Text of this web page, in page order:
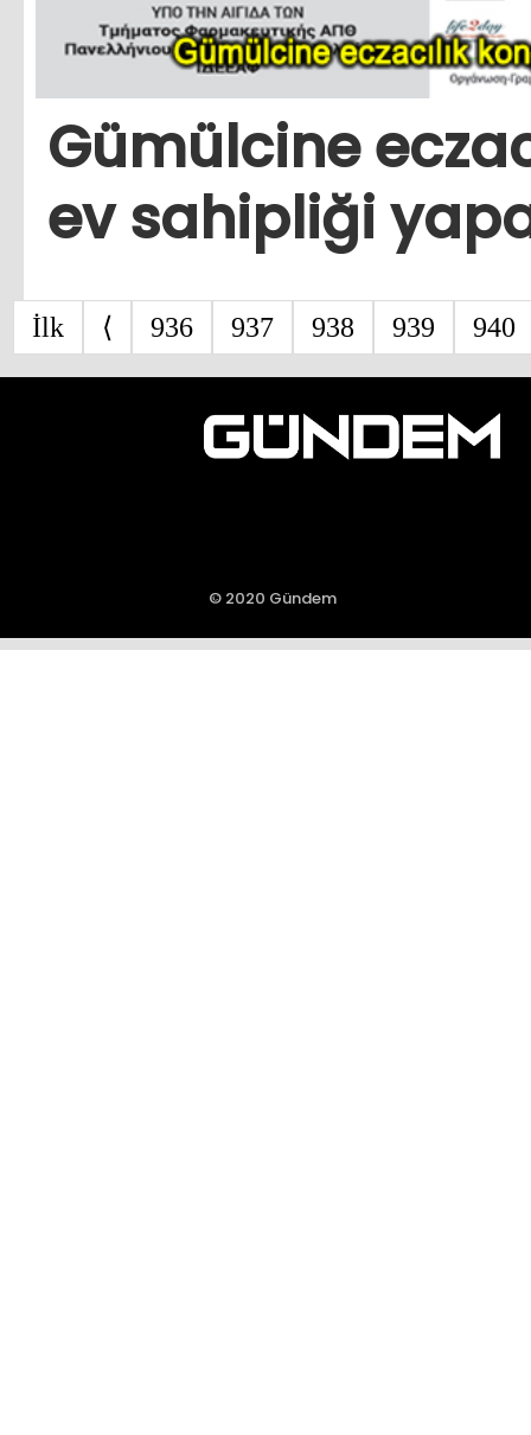
Gümülcine
ev sahipliği
İlk ⟨ 936 937 938 939 940
© 2020 Gündem